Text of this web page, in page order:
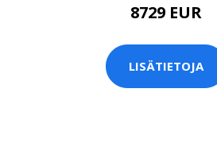
8729 EUR
LISÄTIETOJA